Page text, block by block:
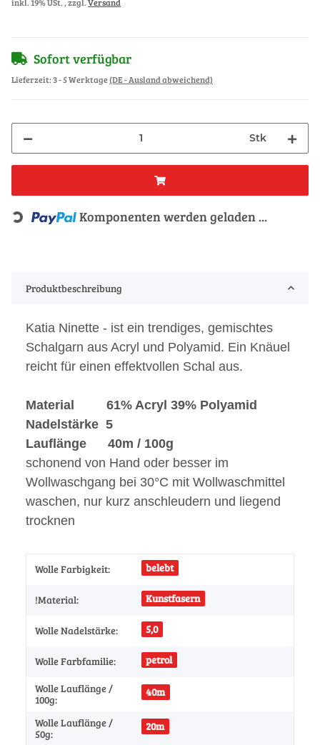
Sofort verfügbar
Lieferzeit:3 - 5 Werktage(DE - Ausland abweichend)
Stk
Loading... Komponenten werden geladen ...
Produktbeschreibung
Katia Ninette - ist ein trendiges, gemischtes
Schalgarn aus Acryl und Polyamid. Ein Knäuel
reicht für einen effektvollen Schal aus.
Material 61% Acryl 39% Polyamid
Nadelstärke 5
Lauflänge 40m / 100g
schonend von Hand oder besser im
Wollwaschgang bei 30°C mit Wollwaschmittel
waschen, nur kurz anschleudern und liegend
trocknen
Wolle Farbigkeit: belebt
!Material: Kunstfasern
Wolle Nadelstärke: 5,0
Wolle Farbfamilie: petrol
Wolle Lauflänge /
100g:
40m
Wolle Lauflänge /
50g:
20m